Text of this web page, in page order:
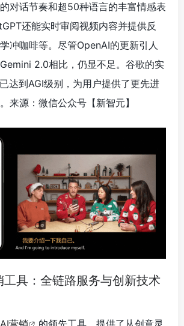
对话节奏和超50种语言的丰富情感表
还能实时审阅视频内容并提供反
冲咖啡等。尽管OpenAI的更新引人
2.0相比，仍显不足。谷歌的实
达到AGI级别，为用户提供了更先进
来源：微信公众号【新智元】
工具：全链路服务与创新技术
AI营销
的领先工具，提供了从创意灵